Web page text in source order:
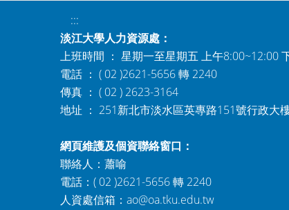
:::
淡江大學人力資源處：
上班時間 ： 星期一至星期五 上午8:00~12:00
電話 ： ( 02 )2621-5656 轉 2240
傳真 ： ( 02 ) 2623-3164
地址 ： 251新北市淡水區英專路151號行政大
網頁維護及個資聯絡窗口：
聯絡人：蕭喻
電話：( 02 )2621-5656 轉 2240
人資處信箱： ao@oa.tku.edu.tw